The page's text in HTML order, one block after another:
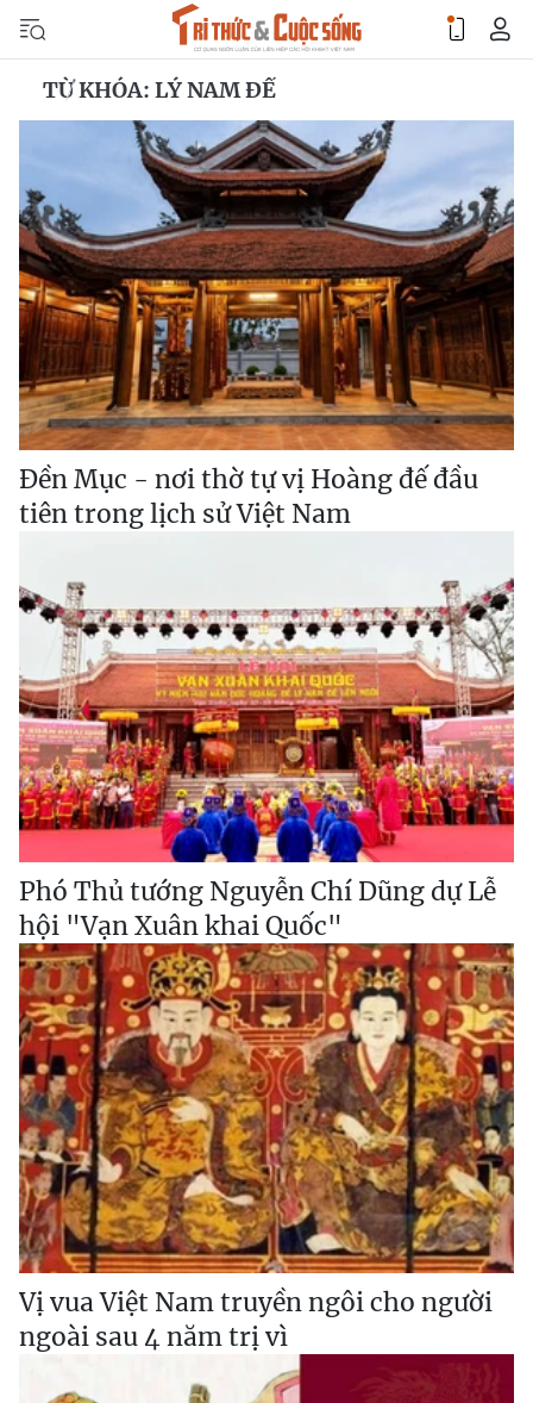
TỪ KHÓA: LÝ NAM ĐẾ
Đền Mục - nơi thờ tự vị Hoàng đế đầu
tiên trong lịch sử Việt Nam
Phó Thủ tướng Nguyễn Chí Dũng dự Lễ
hội "Vạn Xuân khai Quốc"
Vị vua Việt Nam truyền ngôi cho người
ngoài sau 4 năm trị vì